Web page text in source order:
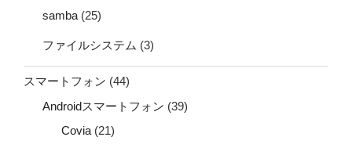
samba (25)
ファイルシステム (3)
スマートフォン (44)
Androidスマートフォン (39)
Covia (21)